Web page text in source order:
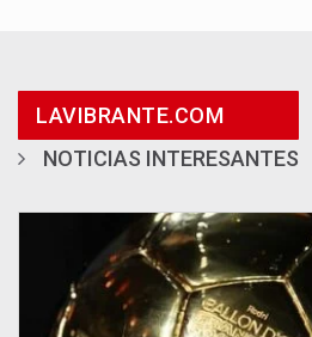
LAVIBRANTE.COM
NOTICIAS INTERESANTES